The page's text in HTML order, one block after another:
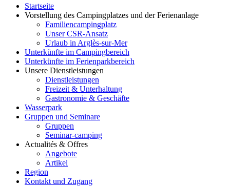
Startseite
Vorstellung des Campingplatzes und der Ferienanlage
Familiencampingplatz
Unser CSR-Ansatz
Urlaub in Arglès-sur-Mer
Unterkünfte im Campingbereich
Unterkünfte im Ferienparkbereich
Unsere Dienstleistungen
Dienstleistungen
Freizeit & Unterhaltung
Gastronomie & Geschäfte
Wasserpark
Gruppen und Seminare
Gruppen
Seminar-camping
Actualités & Offres
Angebote
Artikel
Region
Kontakt und Zugang